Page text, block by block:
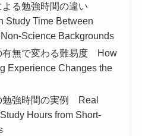
よる勉強時間の違い
Study Time Between
Science Backgrounds
有無で変わる難易度 How
Experience Changes the
勉強時間の実例 Real
Hours from Short-